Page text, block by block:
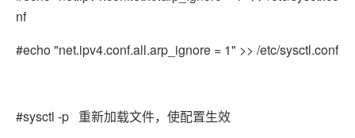
nf
#echo "net.ipv4.conf.all.arp_ignore = 1" >> /etc/sysctl.conf
#sysctl -p 重新加载文件，使配置生效